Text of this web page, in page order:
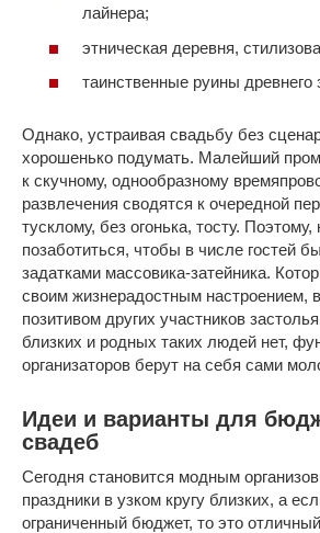
лайнера;
этническая деревня,
таинственные руины древнего
Однако, устраивая свадьбу без
хорошенько подумать. Малейший
к скучному, однообразному
развлечения сводятся к очередной
тусклому, без огонька, тосту.
позаботиться, чтобы в числе гостей
задатками массовика-затейника.
своим жизнерадостным настроением,
позитивом других участников
близких и родных таких людей нет,
организаторов берут на себя сами
Идеи и варианты для
свадеб
Сегодня становится модным
праздники в узком кругу близких, а
ограниченный бюджет, то это